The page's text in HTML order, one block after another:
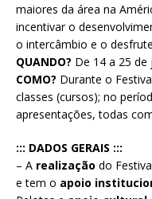
maiores da área na
incentivar o
o intercâmbio e o
QUANDO? De 14 a 25 de
COMO? Durante o
classes (cursos); no
apresentações, todas
::: DADOS GERAIS :::
– A realização do
e tem o apoio